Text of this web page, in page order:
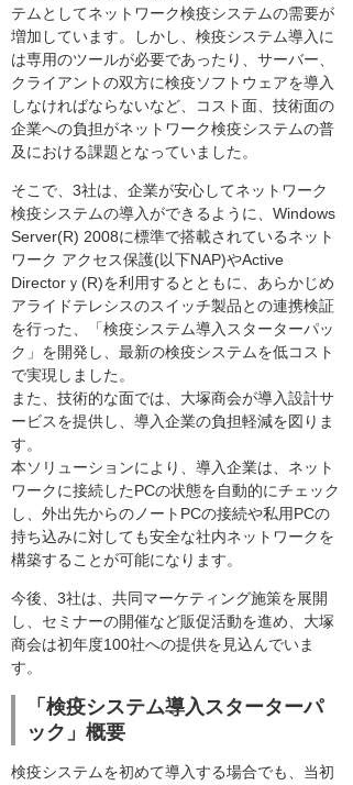
テムとしてネットワーク検疫システムの需要が
増加しています。しかし、検疫システム導入に
は専用のツールが必要であったり、サーバー、
クライアントの双方に検疫ソフトウェアを導入
しなければならないなど、コスト面、技術面の
企業への負担がネットワーク検疫システムの普
及における課題となっていました。
そこで、3社は、企業が安心してネットワーク
検疫システムの導入ができるように、Windows
Server(R) 2008に標準で搭載されているネット
ワーク アクセス保護(以下NAP)やActive
Directorｙ(R)を利用するとともに、あらかじめ
アライドテレシスのスイッチ製品との連携検証
を行った、「検疫システム導入スターターパッ
ク」を開発し、最新の検疫システムを低コスト
で実現しました。
また、技術的な面では、大塚商会が導入設計サ
ービスを提供し、導入企業の負担軽減を図りま
す。
本ソリューションにより、導入企業は、ネット
ワークに接続したPCの状態を自動的にチェック
し、外出先からのノートPCの接続や私用PCの
持ち込みに対しても安全な社内ネットワークを
構築することが可能になります。
今後、3社は、共同マーケティング施策を展開
し、セミナーの開催など販促活動を進め、大塚
商会は初年度100社への提供を見込んでいま
す。
「検疫システム導入スターターパ
ック」概要
検疫システムを初めて導入する場合でも、当初